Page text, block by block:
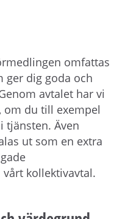
omfattas
ger dig goda och
avtalet har vi
om du till exempel
tjänsten. Även
ut som en extra
kollektivavtal.